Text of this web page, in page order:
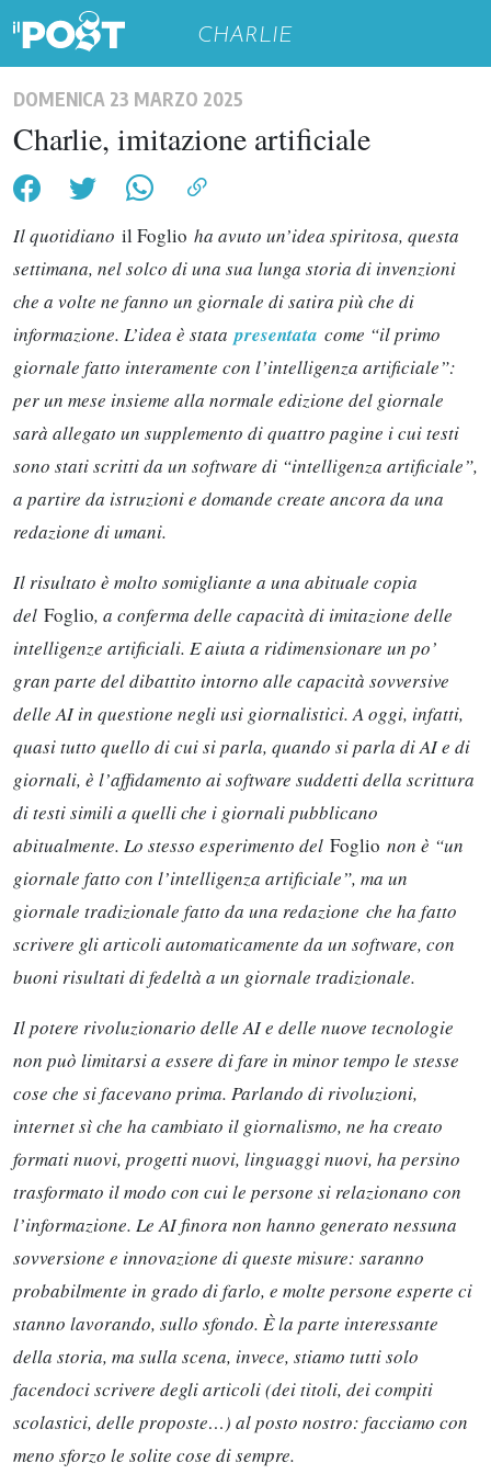
CHARLIE
DOMENICA 23 MARZO 2025
Charlie, imitazione artificiale
Il quotidiano il Foglio ha avuto un’idea spiritosa, questa
settimana, nel solco di una sua lunga storia di invenzioni
che a volte ne fanno un giornale di satira più che di
informazione. L’idea è statapresentata come “il primo
giornale fatto interamente con l’intelligenza artificiale”:
per un mese insieme alla normale edizione del giornale
sarà allegato un supplemento di quattro pagine i cui testi
sono stati scritti da un software di “intelligenza artificiale”,
a partire da istruzioni e domande create ancora da una
redazione di umani.
Il risultato è molto somigliante a una abituale copia
del Foglio, a conferma delle capacità di imitazione delle
intelligenze artificiali. E aiuta a ridimensionare un po’
gran parte del dibattito intorno alle capacità sovversive
delle AI in questione negli usi giornalistici. A oggi, infatti,
quasi tutto quello di cui si parla, quando si parla di AI e di
giornali, è l’affidamento ai software suddetti della scrittura
di testi simili a quelli che i giornali pubblicano
abitualmente. Lo stesso esperimento del Foglio non è “un
giornale fatto con l’intelligenza artificiale”, ma un
giornale tradizionale fatto da una redazione che ha fatto
scrivere gli articoli automaticamente da un software, con
buoni risultati di fedeltà a un giornale tradizionale.
Il potere rivoluzionario delle AI e delle nuove tecnologie
non può limitarsi a essere di fare in minor tempo le stesse
cose che si facevano prima. Parlando di rivoluzioni,
internet sì che ha cambiato il giornalismo, ne ha creato
formati nuovi, progetti nuovi, linguaggi nuovi, ha persino
trasformato il modo con cui le persone si relazionano con
l’informazione. Le AI finora non hanno generato nessuna
sovversione e innovazione di queste misure: saranno
probabilmente in grado di farlo, e molte persone esperte ci
stanno lavorando, sullo sfondo. È la parte interessante
della storia, ma sulla scena, invece, stiamo tutti solo
facendoci scrivere degli articoli (dei titoli, dei compiti
scolastici, delle proposte…) al posto nostro: facciamo con
meno sforzo le solite cose di sempre.